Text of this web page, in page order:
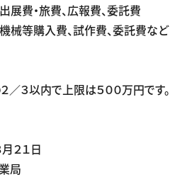
費・旅費、広報費、委託費
械等購入費、試作費、委託費など
３以内で上限は５００万円です。
２１日
局